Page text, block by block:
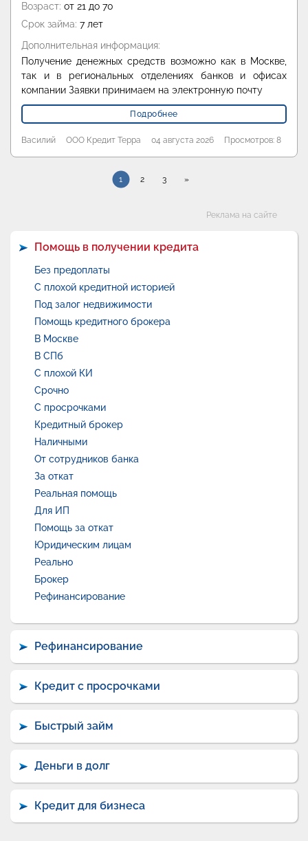
Возраст: от 21 до 70
Срок займа: 7 лет
Дополнительная информация:
Получение денежных средств возможно как в Москве,
так и в региональных отделениях банков и офисах
компании Заявки принимаем на электронную почту
Подробнее
Василий ООО Кредит Терра 04 августа 2026 Просмотров: 8
1 2 3 »
Реклама на сайте
Помощь в получении кредита
Без предоплаты
С плохой кредитной историей
Под залог недвижимости
Помощь кредитного брокера
В Москве
В СПб
С плохой КИ
Срочно
С просрочками
Кредитный брокер
Наличными
От сотрудников банка
За откат
Реальная помощь
Для ИП
Помощь за откат
Юридическим лицам
Реально
Брокер
Рефинансирование
Рефинансирование
Кредит с просрочками
Быстрый займ
Деньги в долг
Кредит для бизнеса